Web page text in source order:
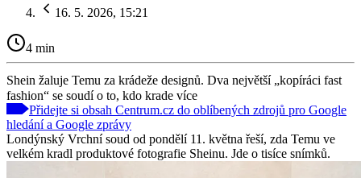
16. 5. 2026, 15:21
4 min
Shein žaluje Temu za krádeže designů. Dva největší „kopíráci fast
fashion“ se soudí o to, kdo krade více
Přidejte si obsah Centrum.cz do oblíbených zdrojů pro Google
hledání a Google zprávy
Londýnský Vrchní soud od pondělí 11. května řeší, zda Temu ve
velkém kradl produktové fotografie Sheinu. Jde o tisíce snímků.